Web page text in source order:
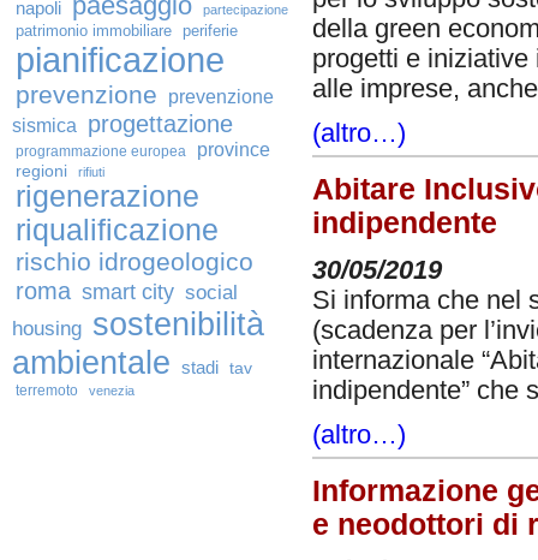
napoli partecipazione
patrimonio immobiliare periferie
pianificazione
prevenzione
prevenzione
sismica
progettazione
programmazione europea province
regioni rifiuti
rigenerazione
riqualificazione
rischio idrogeologico
roma smart city social
housing sostenibilità
ambientale stadi tav
terremoto venezia
della green
progetti e iniziative
alle imprese,
(altro…)
Abitare
indipendente
30/05/2019
Si informa che nel
(scadenza per
internazionale
indipendente” che
(altro…)
Informazione
e neodottori di